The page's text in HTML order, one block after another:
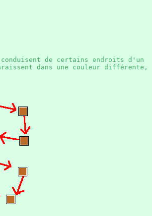
de certains endroits d'un
dans une couleur différente,